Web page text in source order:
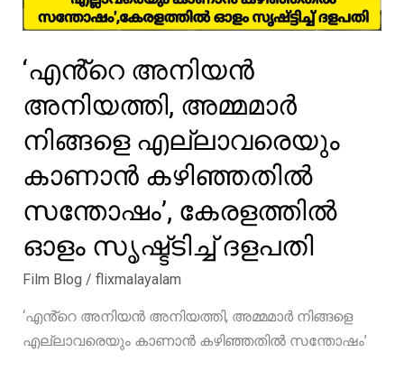
‘എൻ്റെ അനിയൻ
അനിയത്തി, അമ്മമാർ
നിങ്ങളെ എല്ലാവരെയും
കാണാൻ കഴിഞ്ഞതിൽ
സന്തോഷം’, കേരളത്തിൽ
ഓളം സൃഷ്ട്ടിച്ച് ദളപതി
Film Blog / flixmalayalam
‘എൻ്റെ അനിയൻ അനിയത്തി, അമ്മമാർ നിങ്ങളെ
എല്ലാവരെയും കാണാൻ കഴിഞ്ഞതിൽ സന്തോഷം’